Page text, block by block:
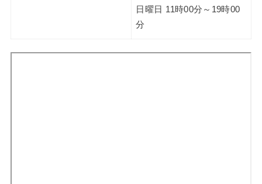
日曜日 11時00分～19時00
分